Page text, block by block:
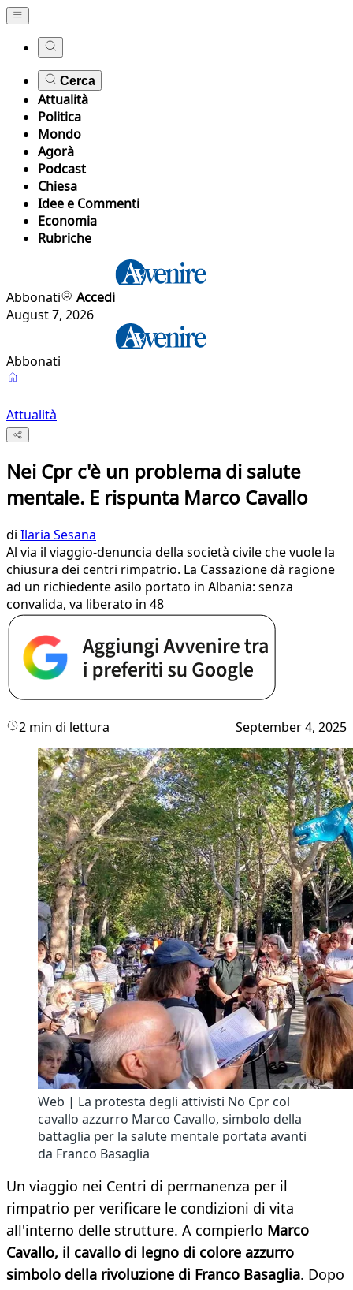
Cerca
Attualità
Politica
Mondo
Agorà
Podcast
Chiesa
Idee e Commenti
Economia
Rubriche
Abbonati
Accedi
August 7, 2026
Abbonati
Attualità
Nei Cpr c'è un problema di salute
mentale. E rispunta Marco Cavallo
di Ilaria Sesana
Al via il viaggio-denuncia della società civile che vuole la
chiusura dei centri rimpatrio. La Cassazione dà ragione
ad un richiedente asilo portato in Albania: senza
convalida, va liberato in 48
2 min di lettura September 4, 2025
Web | La protesta degli attivisti No Cpr col
cavallo azzurro Marco Cavallo, simbolo della
battaglia per la salute mentale portata avanti
da Franco Basaglia
Un viaggio nei Centri di permanenza per il
rimpatrio per verificare le condizioni di vita
all'interno delle strutture. A compierlo Marco
Cavallo, il cavallo di legno di colore azzurro
simbolo della rivoluzione di Franco Basaglia. Dopo